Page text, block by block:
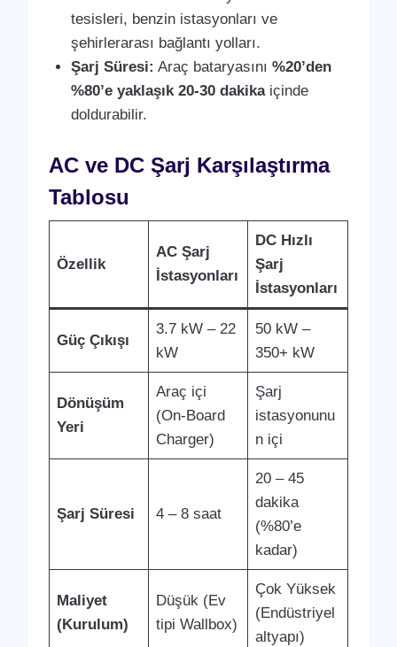
tesisleri, benzin istasyonları ve
şehirlerarası bağlantı yolları.
Şarj Süresi: Araç bataryasını%20’den
%80’e yaklaşık 20-30 dakikaiçinde
doldurabilir.
AC ve DC Şarj Karşılaştırma
Tablosu
Özellik
AC Şarj
İstasyonları
DC Hızlı
Şarj
İstasyonları
Güç Çıkışı
3.7 kW – 22
kW
50 kW –
350+ kW
Dönüşüm
Yeri
Araç içi
(On-Board
Charger)
Şarj
istasyonunu
n içi
Şarj Süresi 4 – 8 saat
20 – 45
dakika
(%80’e
kadar)
Maliyet
(Kurulum)
Düşük (Ev
tipi Wallbox)
Çok Yüksek
(Endüstriyel
altyapı)